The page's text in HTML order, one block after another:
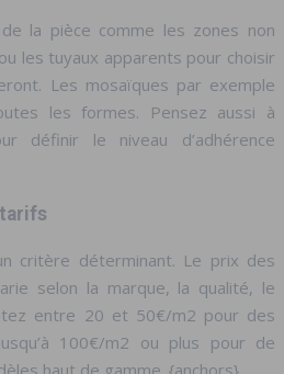
la pièce comme les zones non
les tuyaux apparents pour choisir
Les mosaïques par exemple
les formes. Pensez aussi à
définir le niveau d’adhérence
critère déterminant. Le prix des
selon la marque, la qualité, le
entre 20 et 50€/m2 pour des
100€/m2 ou plus pour de